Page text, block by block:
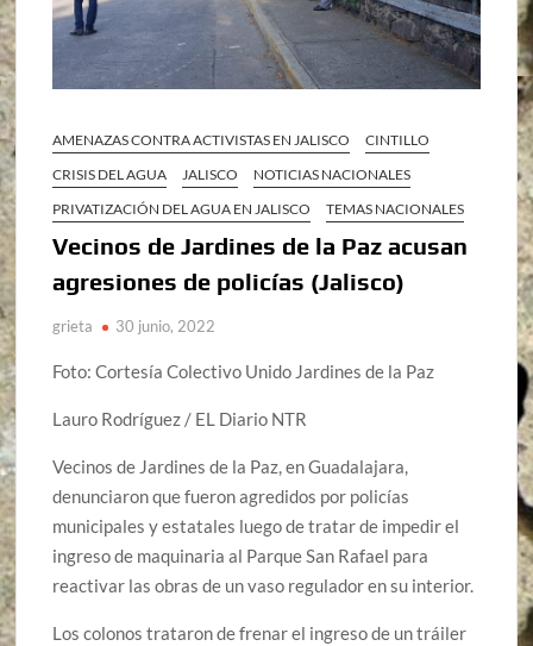
AMENAZAS CONTRA ACTIVISTAS EN JALISCO
CINTILLO
CRISIS DEL AGUA
JALISCO
NOTICIAS NACIONALES
PRIVATIZACIÓN DEL AGUA EN JALISCO
TEMAS NACIONALES
Vecinos de Jardines de la Paz acusan
agresiones de policías (Jalisco)
grieta 30 junio, 2022
Foto: Cortesía Colectivo Unido Jardines de la Paz
Lauro Rodríguez / EL Diario NTR
Vecinos de Jardines de la Paz, en Guadalajara,
denunciaron que fueron agredidos por policías
municipales y estatales luego de tratar de impedir el
ingreso de maquinaria al Parque San Rafael para
reactivar las obras de un vaso regulador en su interior.
Los colonos trataron de frenar el ingreso de un tráiler